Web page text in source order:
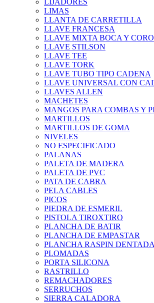
LIJADORES
LIMAS
LLANTA DE CARRETILLA
LLAVE FRANCESA
LLAVE MIXTA BOCA Y
LLAVE STILSON
LLAVE TEE
LLAVE TORK
LLAVE TUBO TIPO CADENA
LLAVE UNIVERSAL CON
LLAVES ALLEN
MACHETES
MANGOS PARA COMBAS Y
MARTILLOS
MARTILLOS DE GOMA
NIVELES
NO ESPECIFICADO
PALANAS
PALETA DE MADERA
PALETA DE PVC
PATA DE CABRA
PELA CABLES
PICOS
PIEDRA DE ESMERIL
PISTOLA TIROXTIRO
PLANCHA DE BATIR
PLANCHA DE EMPASTAR
PLANCHA RASPIN DENTADA
PLOMADAS
PORTA SILICONA
RASTRILLO
REMACHADORES
SERRUCHOS
SIERRA CALADORA